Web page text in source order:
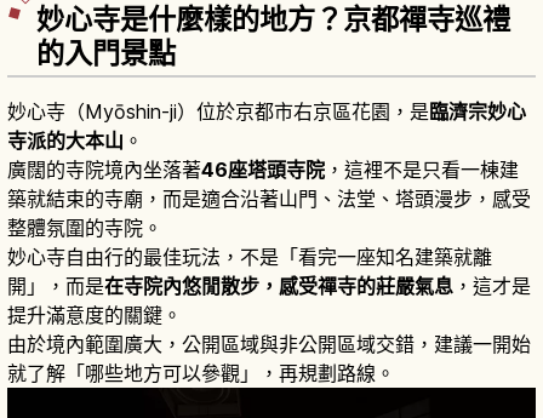
妙心寺是什麼樣的地方？京都禪寺巡禮
的入門景點
妙心寺（Myōshin-ji）位於京都市右京區花園，是臨濟宗妙心
寺派的大本山 。
廣闊的寺院境內坐落著46座塔頭寺院 ，這裡不是只看一棟建
築就結束的寺廟，而是適合沿著山門、法堂、塔頭漫步，感受
整體氛圍的寺院。
妙心寺自由行的最佳玩法，不是「看完一座知名建築就離
開」，而是在寺院內悠閒散步，感受禪寺的莊嚴氣息 ，這才是
提升滿意度的關鍵。
由於境內範圍廣大，公開區域與非公開區域交錯，建議一開始
就了解「哪些地方可以參觀」，再規劃路線。